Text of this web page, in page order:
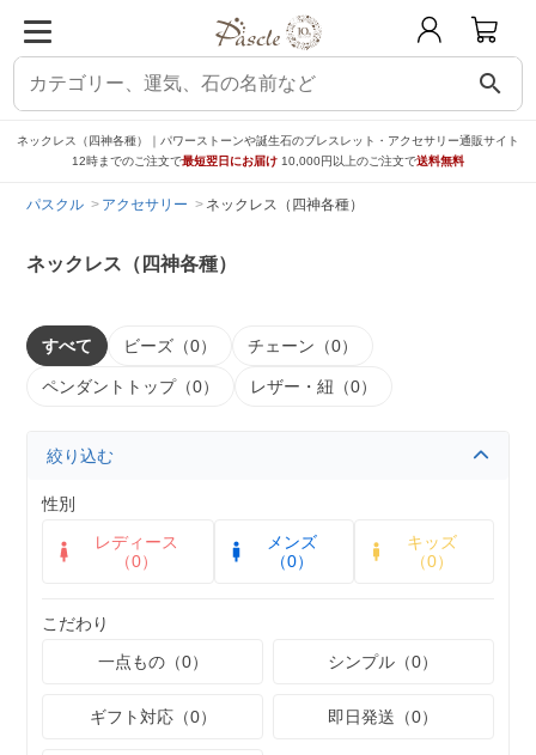
search
ネックレス（四神各種）｜パワーストーンや誕生石のブレスレット・アクセサリー通販サイト
12時までのご注文で最短翌日にお届け 10,000円以上のご注文で送料無料
パスクル アクセサリー ネックレス（四神各種）
ネックレス（四神各種）
すべて ビーズ（0） チェーン（0）
ペンダントトップ（0） レザー・紐（0）
絞り込む
性別
レディース
（0）
メンズ
（0）
キッズ
（0）
こだわり
一点もの（0）
シンプル（0）
ギフト対応（0） 即日発送（0）